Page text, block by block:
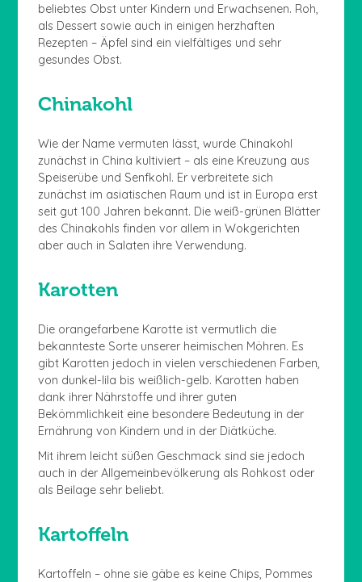
beliebtes Obst unter Kindern und Erwachsenen. Roh,
als Dessert sowie auch in einigen herzhaften
Rezepten – Äpfel sind ein vielfältiges und sehr
gesundes Obst.
Chinakohl
Wie der Name vermuten lässt, wurde Chinakohl
zunächst in China kultiviert – als eine Kreuzung aus
Speiserübe und Senfkohl. Er verbreitete sich
zunächst im asiatischen Raum und ist in Europa erst
seit gut 100 Jahren bekannt. Die weiß-grünen Blätter
des Chinakohls finden vor allem in Wokgerichten
aber auch in Salaten ihre Verwendung.
Karotten
Die orangefarbene Karotte ist vermutlich die
bekannteste Sorte unserer heimischen Möhren. Es
gibt Karotten jedoch in vielen verschiedenen Farben,
von dunkel-lila bis weißlich-gelb. Karotten haben
dank ihrer Nährstoffe und ihrer guten
Bekömmlichkeit eine besondere Bedeutung in der
Ernährung von Kindern und in der Diätküche.
Mit ihrem leicht süßen Geschmack sind sie jedoch
auch in der Allgemeinbevölkerung als Rohkost oder
als Beilage sehr beliebt.
Kartoffeln
Kartoffeln – ohne sie gäbe es keine Chips, Pommes